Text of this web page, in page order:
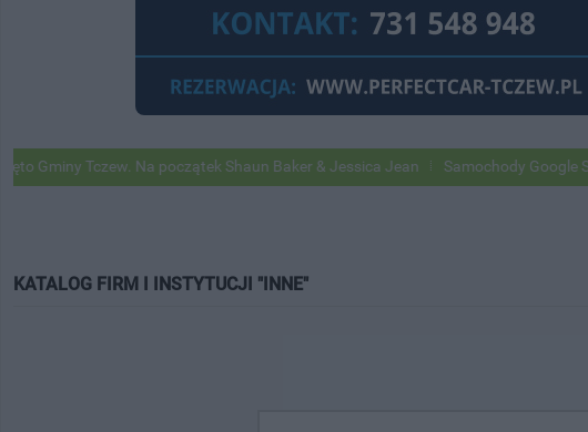
Tczew. Na początek Shaun Baker & Jessica Jean Samochody Google Street
KATALOG FIRM I INSTYTUCJI "INNE"